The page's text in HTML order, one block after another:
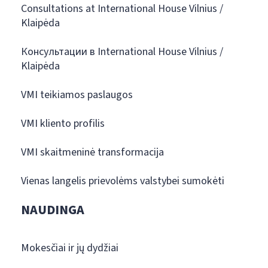
Consultations at International House Vilnius /
Klaipėda
Консультации в International House Vilnius /
Klaipėda
VMI teikiamos paslaugos
VMI kliento profilis
VMI skaitmeninė transformacija
Vienas langelis prievolėms valstybei sumokėti
NAUDINGA
Mokesčiai ir jų dydžiai